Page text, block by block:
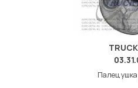
Палец ушка